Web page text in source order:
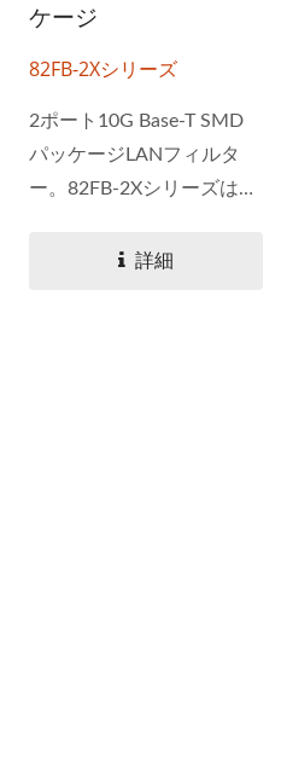
ケージ
82FB-2Xシリーズ
2ポート10G Base-T SMD
パッケージLANフィルタ
ー。82FB-2Xシリーズは、
詳細